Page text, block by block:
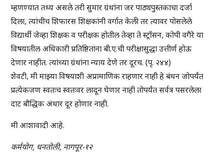
म्हणण्यात तथ्य असले तरी सुमार ग्रंथांना जर पाठ्यपुस्तकाचा दर्जा
दिला, त्यांचीच शिफारस शिक्षकांनी वर्गात केली तर त्यावर पोसलेले
विद्यार्थी जेव्हा शिक्षक व परीक्षक होतील तेव्हा ते स्ट्रॉसन, कोपी वगैरे या
विषयातील अधिकारी प्रतिष्ठितांना बी.ए.ची परीक्षासुद्धा उत्तीर्ण होऊ
देणार नाहीत. त्यांच्या ग्रंथांना न्याय देणे तर दूरच. (पृ. २४४)
शेवटी, मी माझ्या विषयाशी अप्रामाणिक राहणार नाही हे बंधन जोपर्यंत
प्रत्येकजण स्वतःच स्वतःवर लादून घेणार नाही तोपर्यंत सर्वत्र पसरलेला
दाट बौद्धिक अंधार दूर होणार नाही.
मी आशावादी आहे.
कर्मयोग, धनतोली, नागपूर-१२